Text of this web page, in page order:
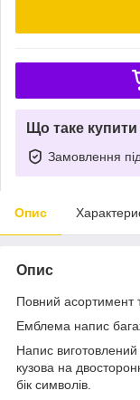
Що таке
Замовлення
Опис
Опис
Повний асортимент
Емблема напис
Напис виготовлений
кузова на
бік символів.